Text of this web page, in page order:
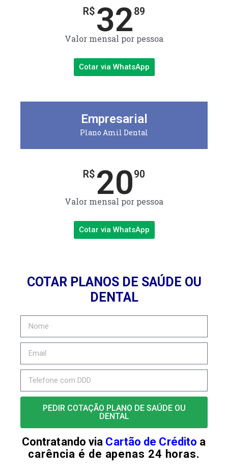
R$ 3289
Valor mensal por pessoa
Cotar via WhatsApp
Empresarial
Plano Amil Dental
R$ 2090
Valor mensal por pessoa
Cotar via WhatsApp
COTAR PLANOS DE SAÚDE OU
DENTAL
PEDIR COTAÇÃO PLANO DE SAÚDE OU
DENTAL
Contratando via Cartão de Crédito a
carência é de apenas 24 horas.